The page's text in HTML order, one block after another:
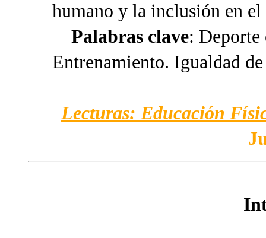
humano y la inclusión en
Palabras clave: Deporte
Entrenamiento. Igualdad
Lecturas: Educación